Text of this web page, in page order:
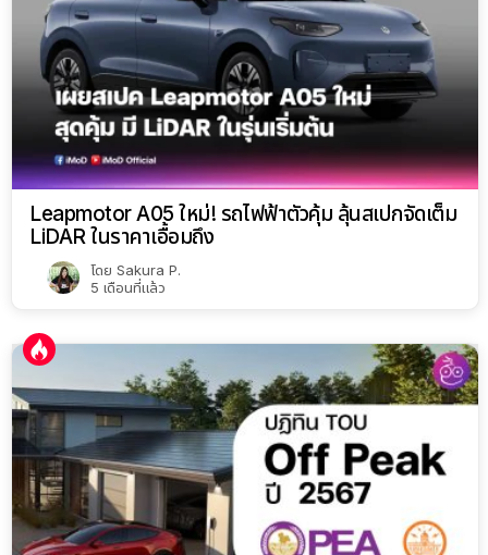
Leapmotor A05 ใหม่! รถไฟฟ้าตัวคุ้ม ลุ้นสเปกจัดเต็ม
LiDAR ในราคาเอื้อมถึง
โดย Sakura P.
5 เดือนที่แล้ว